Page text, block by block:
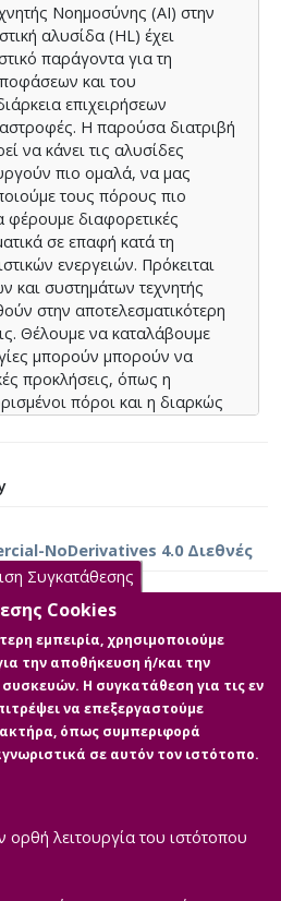
Νοημοσύνης (AI) στην
αλυσίδα (HL) έχει
παράγοντα για τη
και του
επιχειρήσεων
Η παρούσα διατριβή
να κάνει τις αλυσίδες
πιο ομαλά, να μας
τους πόρους πιο
φέρουμε διαφορετικές
σε επαφή κατά τη
ενεργειών. Πρόκειται
και συστημάτων τεχνητής
στην αποτελεσματικότερη
Θέλουμε να καταλάβουμε
μπορούν μπορούν να
προκλήσεις, όπως η
πόροι και η διαρκώς
Theory (GT) ως
θεωρίας που βασίζεται σε
και επαγγελματίες της
αυτά θα παράσχουν
μπορεί να χρησιμοποιηθεί
την άμεση και
καταστροφών στην
NoDerivatives 4.0 Διεθνές
Role of AI in
and Coordination
Logistics
Συγκατάθεσης
Cookies
εμπειρία, χρησιμοποιούμε
την αποθήκευση ή/και την
Η συγκατάθεση για τις εν
να επεξεργαστούμε
όπως συμπεριφορά
σε αυτόν τον ιστότοπο.
ορθή λειτουργία του ιστότοπου